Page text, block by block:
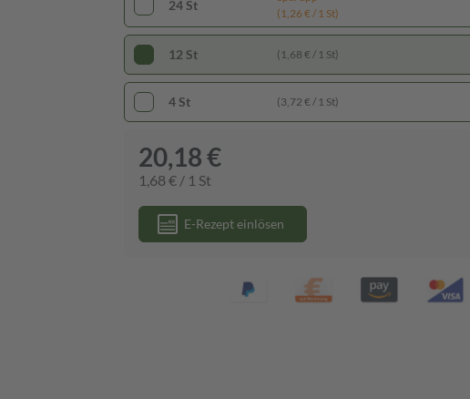
24 St
(1,26 € / 1 St)
12 St (1,68 € / 1 St)
4 St (3,72 € / 1 St)
20,18 €
1,68 € / 1 St
E-Rezept einlösen